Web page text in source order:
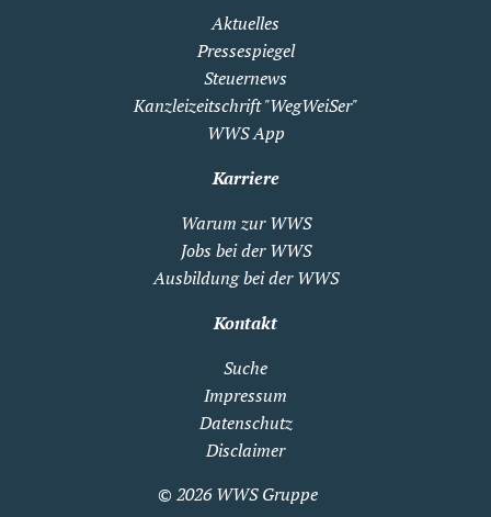
Aktuelles
Pressespiegel
Steuernews
Kanzleizeitschrift "WegWeiSer"
WWS App
Karriere
Warum zur WWS
Jobs bei der WWS
Ausbildung bei der WWS
Kontakt
Suche
Impressum
Datenschutz
Disclaimer
© 2026WWS Gruppe